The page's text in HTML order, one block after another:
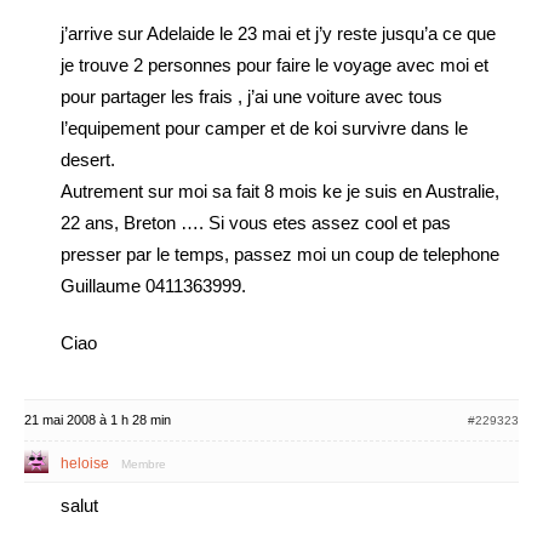
j’arrive sur Adelaide le 23 mai et j’y reste jusqu’a ce que
je trouve 2 personnes pour faire le voyage avec moi et
pour partager les frais , j’ai une voiture avec tous
l’equipement pour camper et de koi survivre dans le
desert.
Autrement sur moi sa fait 8 mois ke je suis en Australie,
22 ans, Breton …. Si vous etes assez cool et pas
presser par le temps, passez moi un coup de telephone
Guillaume 0411363999.
Ciao
21 mai 2008 à 1 h 28 min #229323
heloise Membre
salut